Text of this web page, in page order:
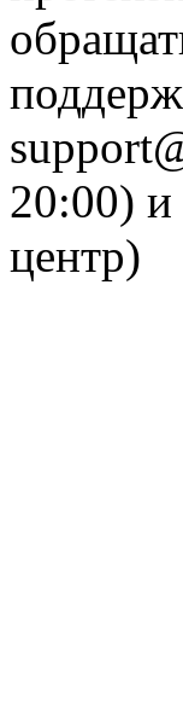
20:00) и
центр)